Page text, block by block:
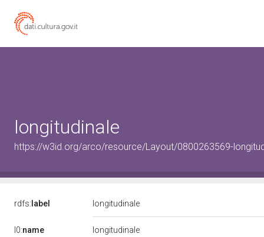
longitudinale
https://w3id.org/arco/resource/Layout/0800263569-
rdfs: label longitudinale
l0:name longitudinale